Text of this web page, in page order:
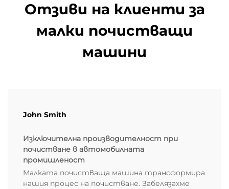
Отзиви на клиенти за
малки почистващи
машини
John Smith
Изключителна производителност при
почистване в автомобилната
промишленост
Малката почистваща машина трансформира
нашия процес на почистване. Забелязахме